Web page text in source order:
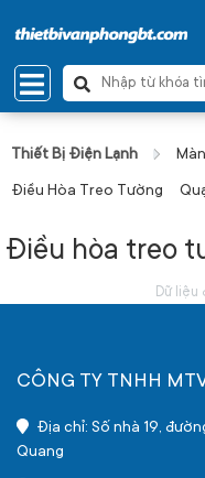
Thiết Bị Điện Lạnh
Điều Hòa Treo Tường
Điều hòa treo
Dữ liệu
CÔNG TY TNHH
Địa chỉ: Số nhà 19,
Quang